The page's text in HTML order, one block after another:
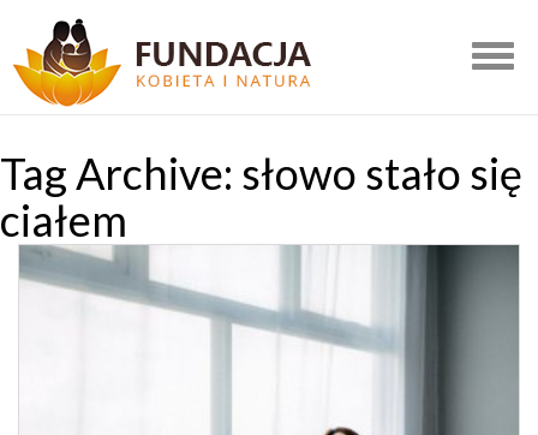
Tag Archive: słowo stało się
ciałem